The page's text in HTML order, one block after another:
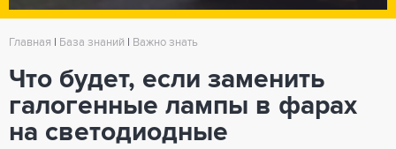
Главная База знаний Важно знать
Что будет, если заменить
галогенные лампы в фарах
на светодиодные